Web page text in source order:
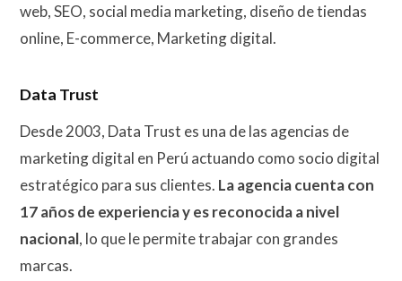
web, SEO, social media marketing, diseño de tiendas
online, E-commerce, Marketing digital.
Data Trust
Desde 2003, Data Trust es una de las agencias de
marketing digital en Perú actuando como socio digital
estratégico para sus clientes. La agencia cuenta con
17 años de experiencia y es reconocida a nivel
nacional, lo que le permite trabajar con grandes
marcas.